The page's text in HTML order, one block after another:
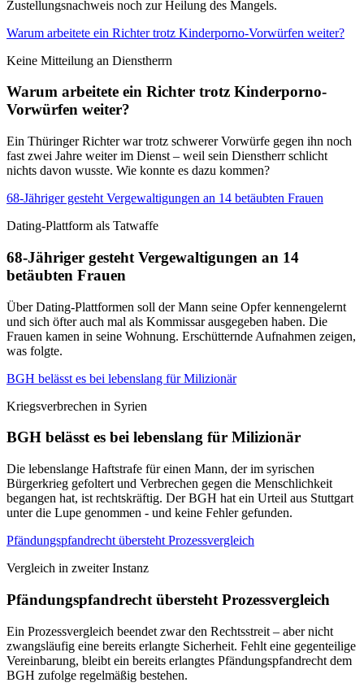
Zustellungsnachweis noch zur Heilung des Mangels.
Warum arbeitete ein Richter trotz Kinderporno-Vorwürfen weiter?
Keine Mitteilung an Dienstherrn
Warum arbeitete ein Richter trotz Kinderporno-
Vorwürfen weiter?
Ein Thüringer Richter war trotz schwerer Vorwürfe gegen ihn noch
fast zwei Jahre weiter im Dienst – weil sein Dienstherr schlicht
nichts davon wusste. Wie konnte es dazu kommen?
68-Jähriger gesteht Vergewaltigungen an 14 betäubten Frauen
Dating-Plattform als Tatwaffe
68-Jähriger gesteht Vergewaltigungen an 14
betäubten Frauen
Über Dating-Plattformen soll der Mann seine Opfer kennengelernt
und sich öfter auch mal als Kommissar ausgegeben haben. Die
Frauen kamen in seine Wohnung. Erschütternde Aufnahmen zeigen,
was folgte.
BGH belässt es bei lebenslang für Milizionär
Kriegsverbrechen in Syrien
BGH belässt es bei lebenslang für Milizionär
Die lebenslange Haftstrafe für einen Mann, der im syrischen
Bürgerkrieg gefoltert und Verbrechen gegen die Menschlichkeit
begangen hat, ist rechtskräftig. Der BGH hat ein Urteil aus Stuttgart
unter die Lupe genommen - und keine Fehler gefunden.
Pfändungspfandrecht übersteht Prozessvergleich
Vergleich in zweiter Instanz
Pfändungspfandrecht übersteht Prozessvergleich
Ein Prozessvergleich beendet zwar den Rechtsstreit – aber nicht
zwangsläufig eine bereits erlangte Sicherheit. Fehlt eine gegenteilige
Vereinbarung, bleibt ein bereits erlangtes Pfändungspfandrecht dem
BGH zufolge regelmäßig bestehen.